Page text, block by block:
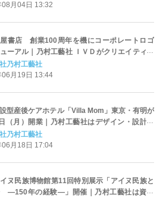
月04日 13:32
書店 創業100周年を機にコーポレートロゴ
ーアル｜乃村工藝社 ＩＶＤがクリエイティブ
ーとして参画
乃村工藝社
月19日 13:44
型産後ケアホテル「Villa Mom」東京・有明が
（月）開業｜乃村工藝社はデザイン・設計と
ービスコンセプトを担当
乃村工藝社
06月18日 17:04
ヌ民族博物館第11回特別展示「アイヌ民族と
―150年の経験―」開催｜乃村工藝社は資料